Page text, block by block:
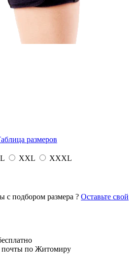
размеров
XXL XXXL
с подбором размера ? Оставьте свой
по Житомиру